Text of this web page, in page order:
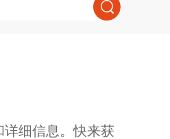
细信息。快来获